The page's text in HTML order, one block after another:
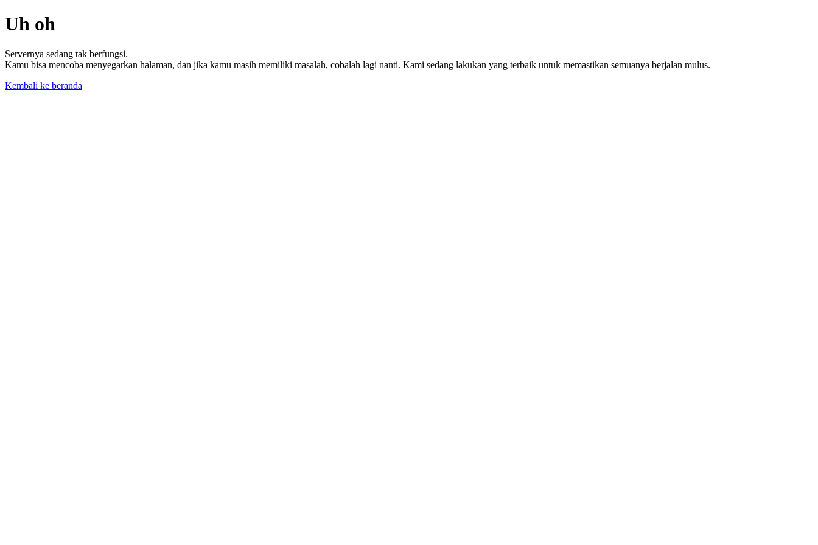
Uh oh
Servernya sedang tak berfungsi.
Kamu bisa mencoba menyegarkan halaman, dan jika kamu masih memiliki masalah, cobalah lagi nanti. Kami sedang lakukan yang terbaik untuk memastikan semuanya berjalan mulus.
Kembali ke beranda